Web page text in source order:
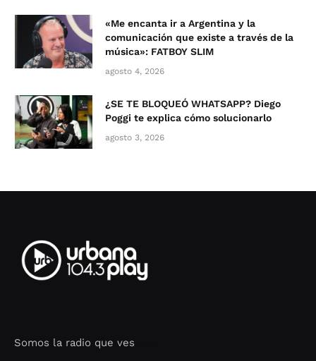
«Me encanta ir a Argentina y la
comunicación que existe a través de la
música»: FATBOY SLIM
agosto 4, 2026
¿SE TE BLOQUEÓ WHATSAPP? Diego
Poggi te explica cómo solucionarlo
agosto 3, 2026
Somos la radio que ves